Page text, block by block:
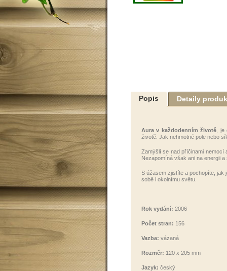
Popis Detaily
Aura v každodenním životě ,
životě. Jak nehmotné pole nebo
Zamýšlí se nad příčinami nemocí
Nezapomíná však ani na energii
S úžasem zjistíte a pochopíte,
sobě i okolnímu světu.
Rok vydání: 2006
Počet stran: 156
Vazba: vázaná
Rozměr: 120 x 205 mm
Jazyk: český